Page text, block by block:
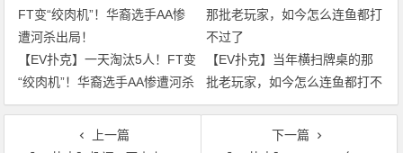
【EV扑克】一天淘汰5人！FT变
“绞肉机”！华裔选手AA惨遭河杀
出局！
【EV扑克】当年横扫牌桌的那
批老玩家，如今怎么连鱼都打不
过了
上一篇
下一篇